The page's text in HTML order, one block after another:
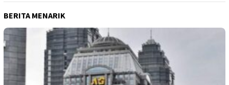
BERITA MENARIK